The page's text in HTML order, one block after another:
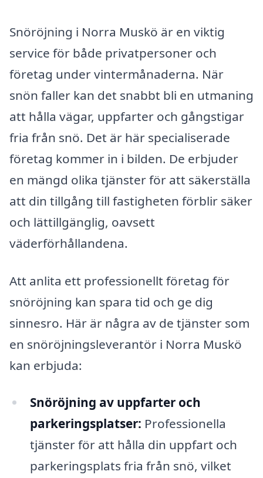
Snöröjning i Norra Muskö är en viktig
service för både privatpersoner och
företag under vintermånaderna. När
snön faller kan det snabbt bli en utmaning
att hålla vägar, uppfarter och gångstigar
fria från snö. Det är här specialiserade
företag kommer in i bilden. De erbjuder
en mängd olika tjänster för att säkerställa
att din tillgång till fastigheten förblir säker
och lättillgänglig, oavsett
väderförhållandena.
Att anlita ett professionellt företag för
snöröjning kan spara tid och ge dig
sinnesro. Här är några av de tjänster som
en snöröjningsleverantör i Norra Muskö
kan erbjuda:
Snöröjning av uppfarter och
parkeringsplatser: Professionella
tjänster för att hålla din uppfart och
parkeringsplats fria från snö, vilket